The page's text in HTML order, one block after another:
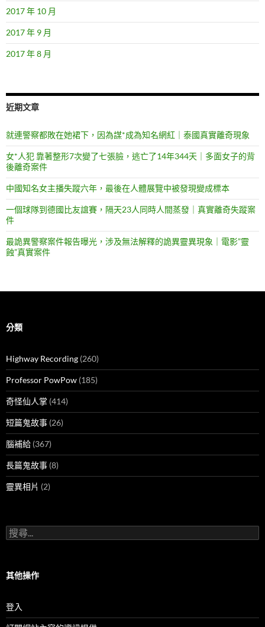
2017 年 10 月
2017 年 9 月
2017 年 8 月
近期文章
就連警察都敗在她裙下，因為謀*成為知名網紅｜泰國真實離奇現象
女*人犯 靠著整形7次變了七張臉，逃亡了14年344天｜多面女子的背
後離奇案件
中國知名女主播失蹤六年，最後在人體展覽中被發現變成標本
一個球隊到德國比友誼賽，隔天23人同時人間蒸發｜真實離奇失蹤案
件
最詭異警察案件報告曝光，涉及無法解釋的詭異靈異現象｜電影”靈
蝕”真實案件
分類
Highway Recording (260)
Professor PowPow (185)
奇怪仙人掌 (414)
短篇鬼故事 (26)
腦補給 (367)
長篇鬼故事 (8)
靈異相片 (2)
搜
尋
字:
其他操作
登入